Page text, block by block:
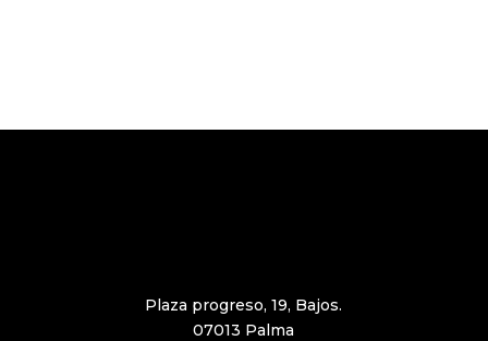
Plaza progreso, 19, Bajos.
07013 Palma